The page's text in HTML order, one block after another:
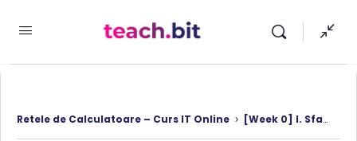
Retele de Calculatoare – Curs IT Online [Week 0] I. Sfaturi pentru o cariera de succes in Retele de Calculatoare